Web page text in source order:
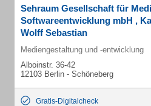
Sehraum Gesellschaft für
Softwareentwicklung mbH ,
Wolff Sebastian
Mediengestaltung und -entwicklung
Alboinstr. 36-42
12103 Berlin - Schöneberg
Gratis-Digitalcheck